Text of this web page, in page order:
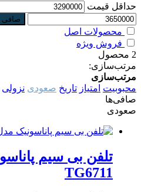
حداقل قیمت
صافی
محصولات اصل
فروش ویژه
2 محصول
مرتب‌سازی:
مرتب‌سازی
محبوبیت امتیاز تاریخ صعودی نزولی
صافی‌ها
صعودی
TG6711